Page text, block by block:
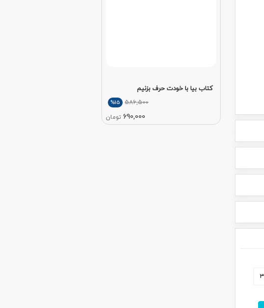
کتاب بیا با خودت حرف بزنیم
586,500
%15
690,000 تومان